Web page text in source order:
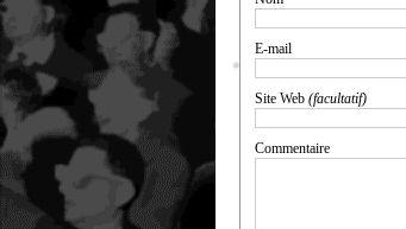
E-mail
Site Web (facultatif)
Commentaire